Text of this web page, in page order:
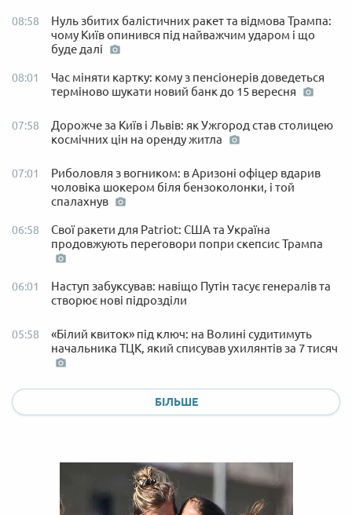
08:58
Нуль збитих балістичних ракет та відмова Трампа:
чому Київ опинився під найважчим ударом і що
буде далі
08:01
Час міняти картку: кому з пенсіонерів доведеться
терміново шукати новий банк до 15 вересня
07:58
Дорожче за Київ і Львів: як Ужгород став столицею
космічних цін на оренду житла
07:01
Риболовля з вогником: в Аризоні офіцер вдарив
чоловіка шокером біля бензоколонки, і той
спалахнув
06:58
Свої ракети для Patriot: США та Україна
продовжують переговори попри скепсис Трампа
06:01
Наступ забуксував: навіщо Путін тасує генералів та
створює нові підрозділи
05:58
«Білий квиток» під ключ: на Волині судитимуть
начальника ТЦК, який списував ухилянтів за 7 тисяч
БІЛЬШЕ